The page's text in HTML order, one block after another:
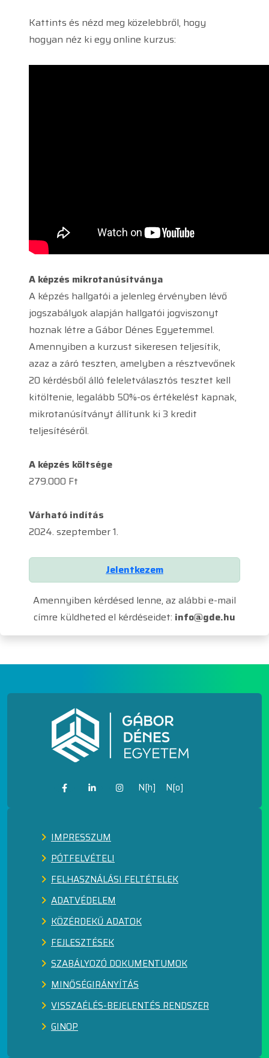
Kattints és nézd meg közelebbről, hogy
hogyan néz ki egy online kurzus:
A képzés mikrotanúsítványa
A képzés hallgatói a jelenleg érvényben lévő
jogszabályok alapján hallgatói jogviszonyt
hoznak létre a Gábor Dénes Egyetemmel.
Amennyiben a kurzust sikeresen teljesítik,
azaz a záró teszten, amelyben a résztvevőnek
20 kérdésből álló feleletválasztós tesztet kell
kitöltenie, legalább 50%-os értékelést kapnak,
mikrotanúsítványt állítunk ki 3 kredit
teljesítéséről.
A képzés költsége
279.000 Ft
Várható indítás
2024. szeptember 1.
Jelentkezem
Amennyiben kérdésed lenne, az alábbi e-mail
címre küldheted el kérdéseidet: info@gde.hu
N[h] N[o]
IMPRESSZUM
PÓTFELVÉTELI
FELHASZNÁLÁSI FELTÉTELEK
ADATVÉDELEM
KÖZÉRDEKŰ ADATOK
FEJLESZTÉSEK
SZABÁLYOZÓ DOKUMENTUMOK
MINŐSÉGIRÁNYÍTÁS
VISSZAÉLÉS-BEJELENTÉS RENDSZER
GINOP